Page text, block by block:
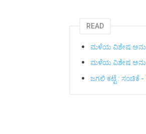
READ
ಮಳೆಯ ವಿಶೇಷ
ಮಳೆಯ ವಿಶೇಷ
ಜಗಲಿ ಕಟ್ಟೆ : ಸಂಚಿಕೆ -